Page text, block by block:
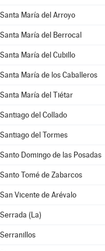
Santa María del Arroyo
Santa María del Berrocal
Santa María del Cubillo
Santa María de los Caballeros
Santa María del Tiétar
Santiago del Collado
Santiago del Tormes
Santo Domingo de las Posadas
Santo Tomé de Zabarcos
San Vicente de Arévalo
Serrada (La)
Serranillos